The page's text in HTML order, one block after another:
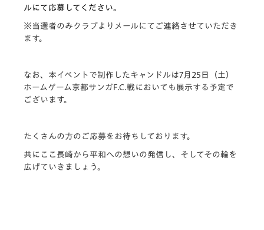
ルにて応募してください。
※当選者のみクラブよりメールにてご連絡させていただき
ます。
なお、本イベントで制作したキャンドルは7月25日（土）
ホームゲーム京都サンガF.C.戦においても展示する予定で
ございます。
たくさんの方のご応募をお待ちしております。
共にここ長崎から平和への想いの発信し、そしてその輪を
広げていきましょう。